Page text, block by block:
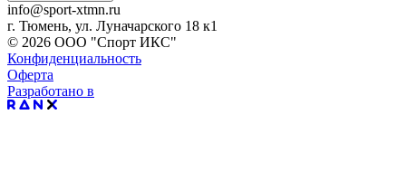
info@sport-xtmn.ru
г. Тюмень, ул. Луначарского 18 к1
© 2026 ООО "Спорт ИКС"
Конфиденциальность
Оферта
Разработано в